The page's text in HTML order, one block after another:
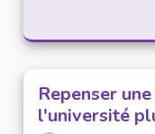
Repenser
l'université